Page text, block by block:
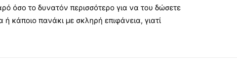
όσο το δυνατόν περισσότερο για να του δώσετε
κάποιο πανάκι με σκληρή επιφάνεια, γιατί